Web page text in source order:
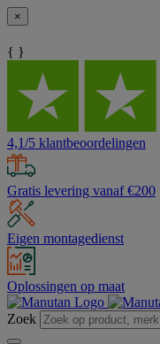
×
{ }
4,1/5 klantbeoordelingen
Gratis levering vanaf €200
Eigen montagedienst
Oplossingen op maat
Zoek